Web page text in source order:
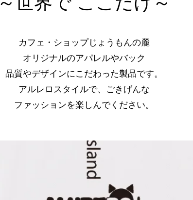
カフェ・ショップじょうもんの麓
オリジナルのアパレルやバック
品質やデザインにこだわった製品です。
アルレロスタイルで、ごきげんな
ファッションを楽しんでください。